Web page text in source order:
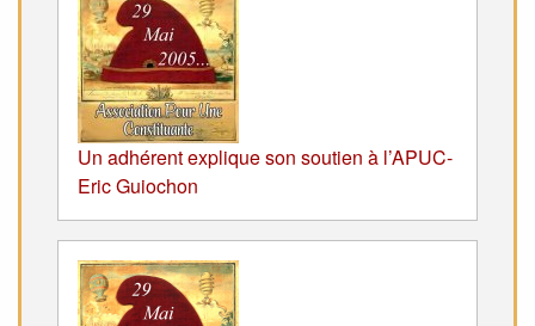
Un adhérent explique son soutien à l’APUC-
Eric Guiochon